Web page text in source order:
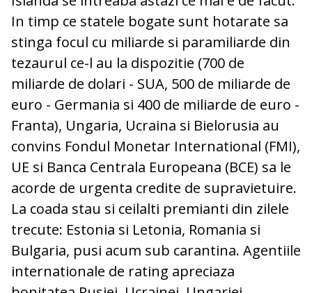
In timp ce statele bogate sunt hotarate sa
stinga focul cu miliarde si paramiliarde din
tezaurul ce-l au la dispozitie (700 de
miliarde de dolari - SUA, 500 de miliarde de
euro - Germania si 400 de miliarde de euro -
Franta), Ungaria, Ucraina si Bielorusia au
convins Fondul Monetar International (FMI),
UE si Banca Centrala Europeana (BCE) sa le
acorde de urgenta credite de supravietuire.
La coada stau si ceilalti premianti din zilele
trecute: Estonia si Letonia, Romania si
Bulgaria, pusi acum sub carantina. Agentiile
internationale de rating apreciaza